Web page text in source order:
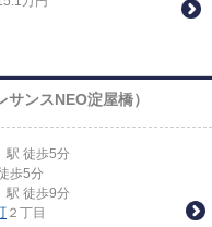
ンスNEO淀屋橋）
駅 徒歩5分
歩5分
駅 徒歩9分
２丁目